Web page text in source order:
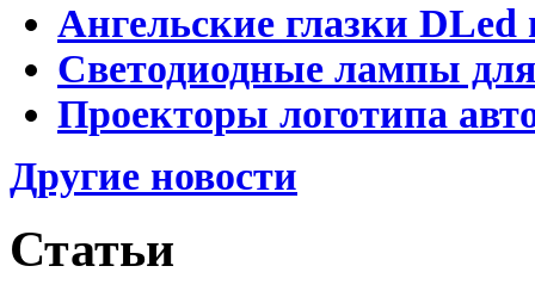
Ангельские глазки DLed
Светодиодные лампы
Проекторы логотипа
Другие новости
Статьи